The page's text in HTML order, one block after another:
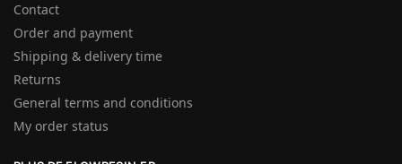
Contact
Order and payment
Shipping & delivery time
Returns
General terms and conditions
My order status